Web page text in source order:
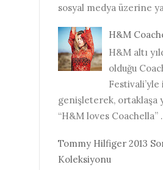
sosyal medya üzerine
H&M
H&M altı
olduğu
genişleterek, ortaklaşa
“H&M loves Coachella”
Tommy Hilfiger 2013
Koleksiyonu